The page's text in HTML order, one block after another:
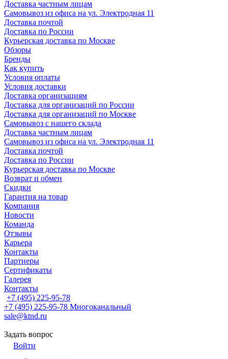
Доставка частным лицам
Самовывоз из офиса на ул. Электродная 11
Доставка почтой
Доставка по России
Курьерская доставка по Москве
Обзоры
Бренды
Как купить
Условия оплаты
Условия доставки
Доставка организациям
Доставка для организаций по России
Доставка для организаций по Москве
Самовывоз с нашего склада
Доставка частным лицам
Самовывоз из офиса на ул. Электродная 11
Доставка почтой
Доставка по России
Курьерская доставка по Москве
Возврат и обмен
Скидки
Гарантия на товар
Компания
Новости
Команда
Отзывы
Карьера
Контакты
Партнеры
Сертификаты
Галерея
Контакты
+7 (495) 225-95-78
+7 (495) 225-95-78 Многоканальный
sale@ktnd.ru
Задать вопрос
Войти